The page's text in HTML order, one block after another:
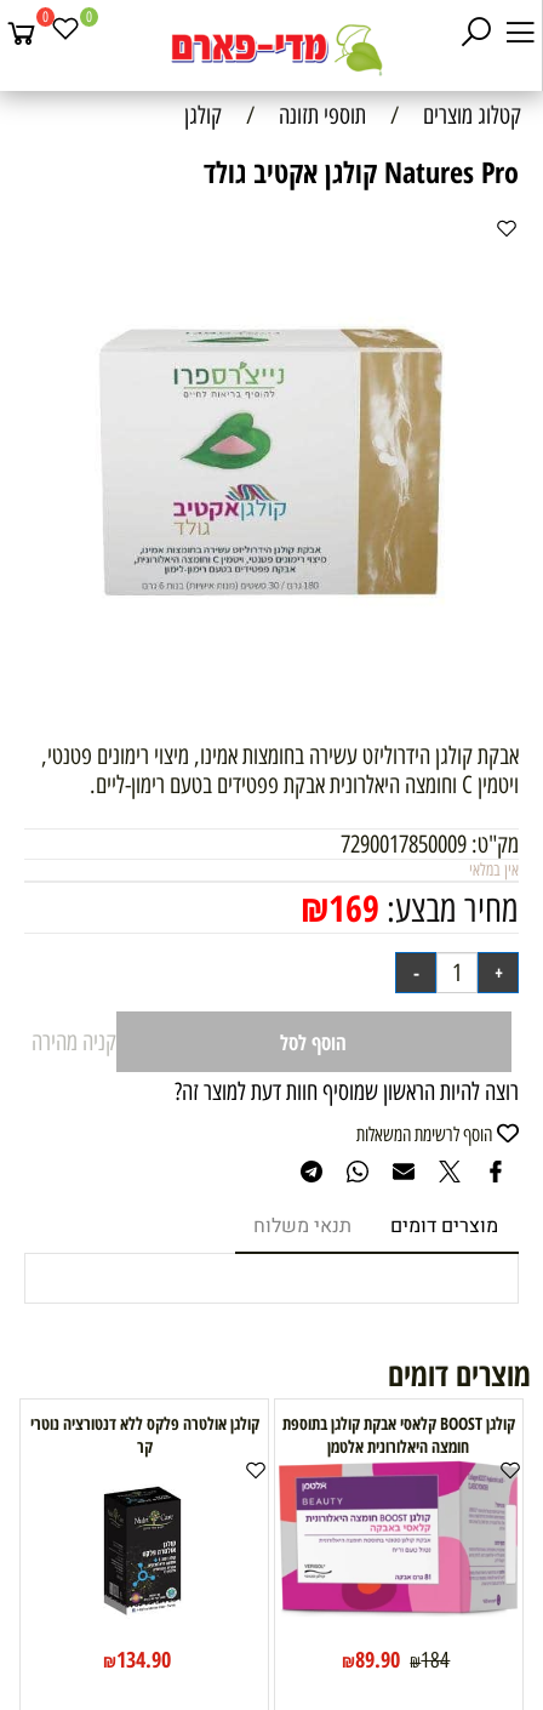
0 0
קטלוג מוצרים / תוספי תזונה / קולגן
Natures Pro קולגן אקטיב גולד
אבקת קולגן הידרוליזט עשירה בחומצות אמינו, מיצוי רימונים פטנטי,
ויטמין C וחומצה היאלרונית אבקת פפטידים בטעם רימון-ליים.
מק"ט: 7290017850009
אין במלאי
מחיר מבצע: ₪169
הוסף לסל
קניה מהירה
רוצה להיות הראשון שמוסיף חוות דעת למוצר זה?
הוסף לרשימת המשאלות
מוצרים דומים תנאי משלוח
מוצרים דומים
קולגן BOOST קלאסי אבקת קולגן בתוספת
חומצה היאלורונית אלטמן
₪184
₪89.90
קולגן אולטרה פלקס ללא דנטורציה נוטרי
קר
₪134.90